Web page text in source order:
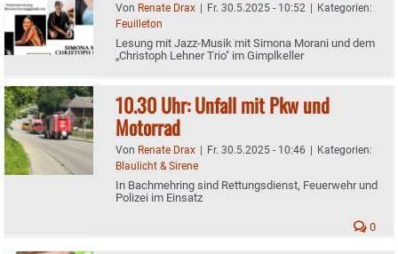
Von Renate Drax | Fr. 30.5.2025 - 10:52 | Kategorien:
Feuilleton
Lesung mit Jazz-Musik mit Simona Morani und dem
„Christoph Lehner Trio" im Gimplkeller
10.30 Uhr: Unfall mit Pkw und
Motorrad
Von Renate Drax | Fr. 30.5.2025 - 10:46 | Kategorien:
Blaulicht & Sirene
In Bachmehring sind Rettungsdienst, Feuerwehr und
Polizei im Einsatz
0